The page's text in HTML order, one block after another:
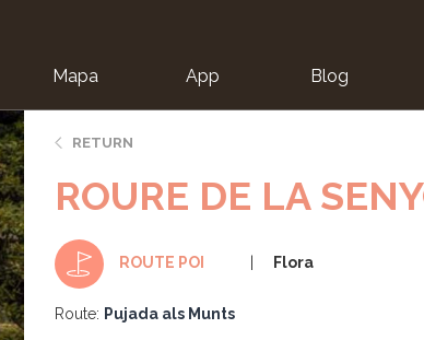
Mapa App Blog
RETURN
ROURE DE LA
ROUTE POI Flora
Route: Pujada als Munts